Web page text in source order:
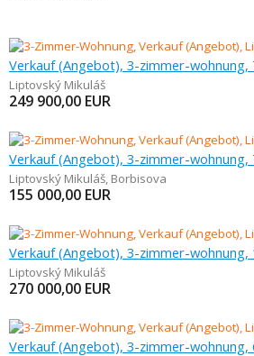
Verkauf (Angebot), 3-zimmer-wohnung,
Liptovský Mikuláš
249 900,00 EUR
Verkauf (Angebot), 3-zimmer-wohnung,
Liptovský Mikuláš, Borbisova
155 000,00 EUR
Verkauf (Angebot), 3-zimmer-wohnung,
Liptovský Mikuláš
270 000,00 EUR
Verkauf (Angebot), 3-zimmer-wohnung,